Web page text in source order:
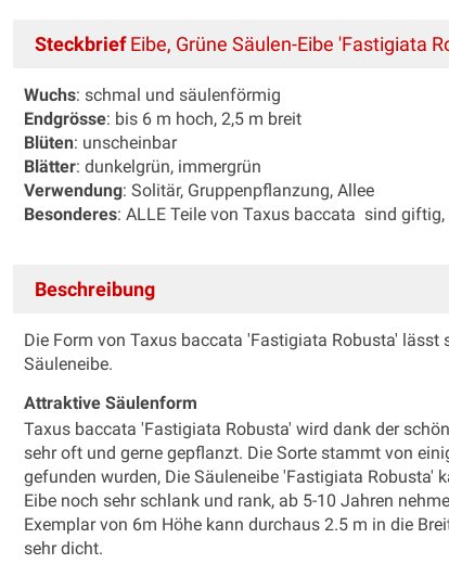
SteckbriefEibe, Grüne Säulen-Eibe 'Fastigiata
Wuchs: schmal und säulenförmig
Endgrösse: bis 6 m hoch, 2,5 m breit
Blüten: unscheinbar
Blätter: dunkelgrün, immergrün
Verwendung: Solitär, Gruppenpflanzung, Allee
Besonderes: ALLE Teile von Taxus baccata sind
Beschreibung
Die Form von Taxus baccata 'Fastigiata Robusta'
Säuleneibe.
Attraktive Säulenform
Taxus baccata 'Fastigiata Robusta' wird dank der
sehr oft und gerne gepflanzt. Die Sorte stammt von
gefunden wurden, Die Säuleneibe 'Fastigiata Robusta'
Eibe noch sehr schlank und rank, ab 5-10 Jahren
Exemplar von 6m Höhe kann durchaus 2.5 m in die
sehr dicht.